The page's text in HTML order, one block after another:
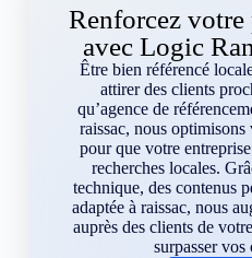
Renforcez votre
avec Logic
Être bien référencé
attirer des clients
qu’agence de
raissac, nous
pour que votre
recherches locales.
technique, des contenus
adaptée à raissac, nous
auprès des clients de
surpasser vos